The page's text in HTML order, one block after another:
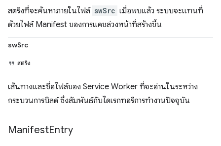
สตริงที่จะค้นหาภายในไฟล์ swSrc เมื่อพบแล้ว ระบบจะแทนที่
ด้วยไฟล์ Manifest ของการแคชล่วงหน้าที่สร้างขึ้น
swSrc
สตริง
เส้นทางและชื่อไฟล์ของ Service Worker ที่จะอ่านในระหว่าง
กระบวนการบิลด์ ซึ่งสัมพันธ์กับไดเรกทอรีการทำงานปัจจุบัน
ManifestEntry